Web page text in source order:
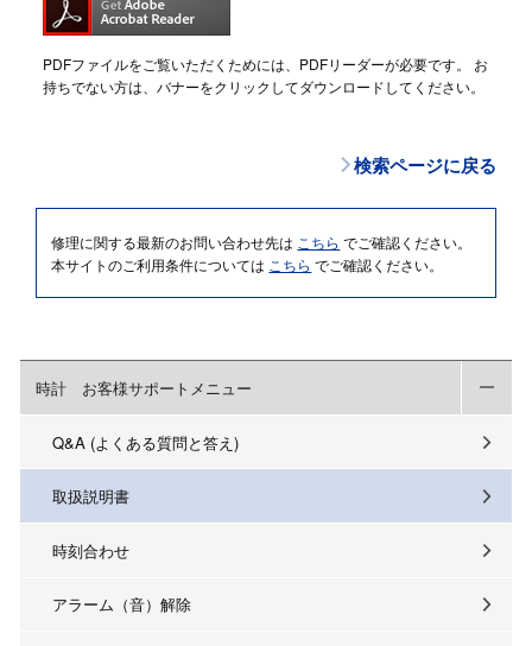
PDFファイルをご覧いただくためには、PDFリーダーが必要です。 お
持ちでない方は、バナーをクリックしてダウンロードしてください。
検索ページに戻る
修理に関する最新のお問い合わせ先は こちら でご確認ください。
本サイトのご利用条件については こちら でご確認ください。
時計 お客様サポートメニュー
Q&A (よくある質問と答え)
取扱説明書
時刻合わせ
アラーム（音）解除